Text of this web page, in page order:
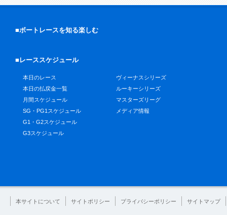
■ボートレースを知る楽しむ
■レーススケジュール
本日のレース
本日の払戻金一覧
月間スケジュール
SG・PG1スケジュール
G1・G2スケジュール
G3スケジュール
ヴィーナスシリーズ
ルーキーシリーズ
マスターズリーグ
メディア情報
本サイトについて サイトポリシー プライバシーポリシー サイトマップ